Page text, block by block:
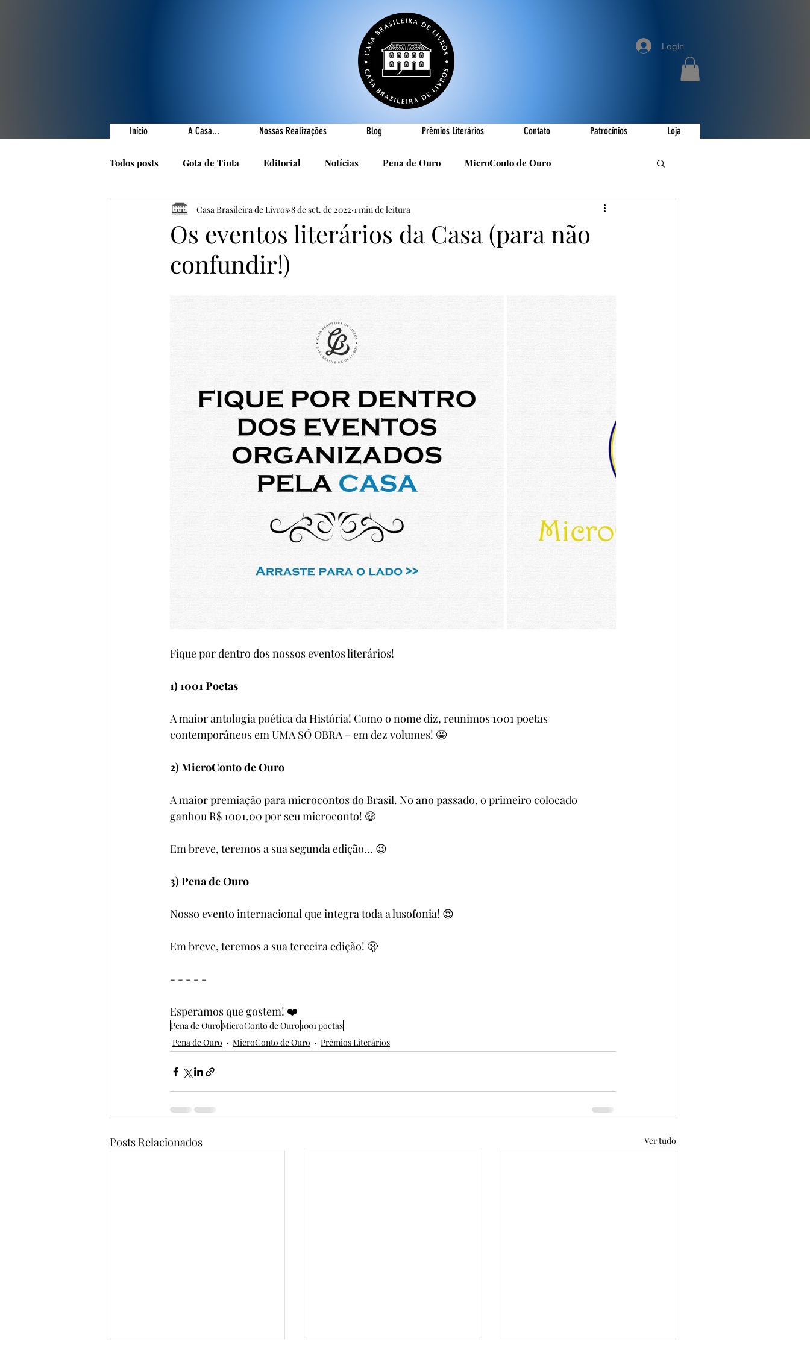
Início A Casa... Nossas Realizações Blog Prêmios Literários Contato Patrocínios Loja
Login
Todos posts Gota de Tinta Editorial Notícias Pena de Ouro MicroConto de Ouro
Prêmios Literários Nossas Realizações Cândido Luís Vasques
1001 Poetas Autores da Casa
Vencedores Pena de Ouro 2023 Vera Duarte Clube da Casa MicroConto de Ouro 2024
Semifinalistas MicroConto 2024 Finalistas MicroConto 2024 Vencedores MicroConto de Ouro 2024
Gabriel Figueiraes Pena de Ouro 2025
Os eventos literários da Casa (para não
confundir!)
Casa Brasileira de Livros 8 de set. de 2022 1 min de leitura
Fique por dentro dos nossos eventos literários!
1) 1001 Poetas
A maior antologia poética da História! Como o nome diz, reunimos 1001 poetas
contemporâneos em UMA SÓ OBRA – em dez volumes! 🤩
2) MicroConto de Ouro
A maior premiação para microcontos do Brasil. No ano passado, o primeiro colocado
ganhou R$ 1001,00 por seu microconto! 🤑
Em breve, teremos a sua segunda edição... 😉
3) Pena de Ouro
Nosso evento internacional que integra toda a lusofonia! 😍
Em breve, teremos a sua terceira edição! 🫢
- - - - -
Esperamos que gostem! ❤️
Pena de OuroMicroConto de Ouro1001 poetas
Pena de Ouro
MicroConto de Ouro Prêmios Literários
Posts Relacionados Ver tudo